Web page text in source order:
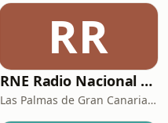
RR
RNE Radio Nacional - Canarias
Las Palmas de Gran Canaria · 92.8 FM